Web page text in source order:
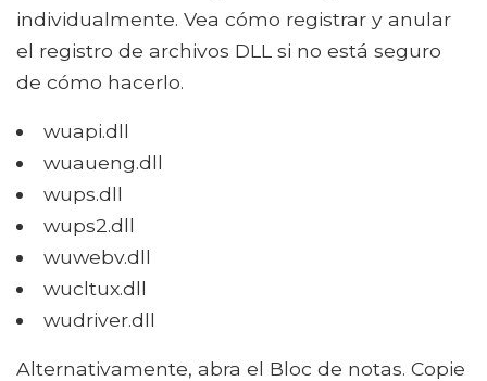
individualmente. Vea cómo registrar y anular
el registro de archivos DLL si no está seguro
de cómo hacerlo.
wuapi.dll
wuaueng.dll
wups.dll
wups2.dll
wuwebv.dll
wucltux.dll
wudriver.dll
Alternativamente, abra el Bloc de notas. Copie